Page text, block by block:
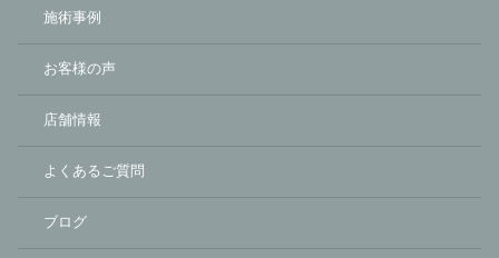
施術事例
お客様の声
店舗情報
よくあるご質問
ブログ